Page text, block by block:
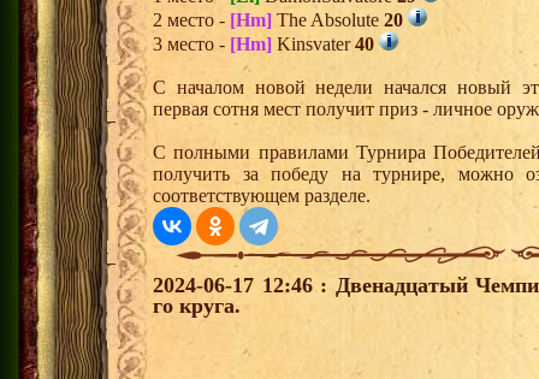
2 место - [Hm] The Absolute 20
3 место - [Hm] Kinsvater40
С началом новой недели начался новый
первая сотня мест получит приз - личное
С полными правилами Турнира
получить за победу на турнире, можно
соответствующем разделе.
2024-06-17 12:46 : Двенадцатый
го круга.